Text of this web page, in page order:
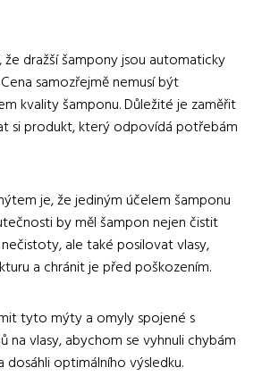
dražší šampony jsou automaticky
samozřejmě nemusí být
kvality šamponu. Důležité je zaměřit
si produkt, který odpovídá potřebám
je, že jediným účelem šamponu
by měl šampon nejen čistit
ale také posilovat vlasy,
a chránit je před poškozením.
tyto mýty a omyly spojené s
na vlasy, abychom se vyhnuli chybám
dosáhli optimálního výsledku.